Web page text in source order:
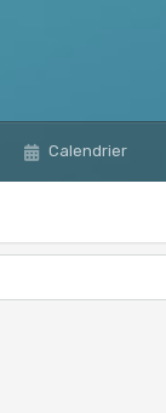
Calendrier